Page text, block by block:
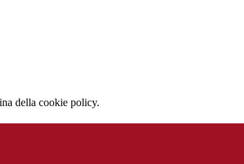
della cookie policy.